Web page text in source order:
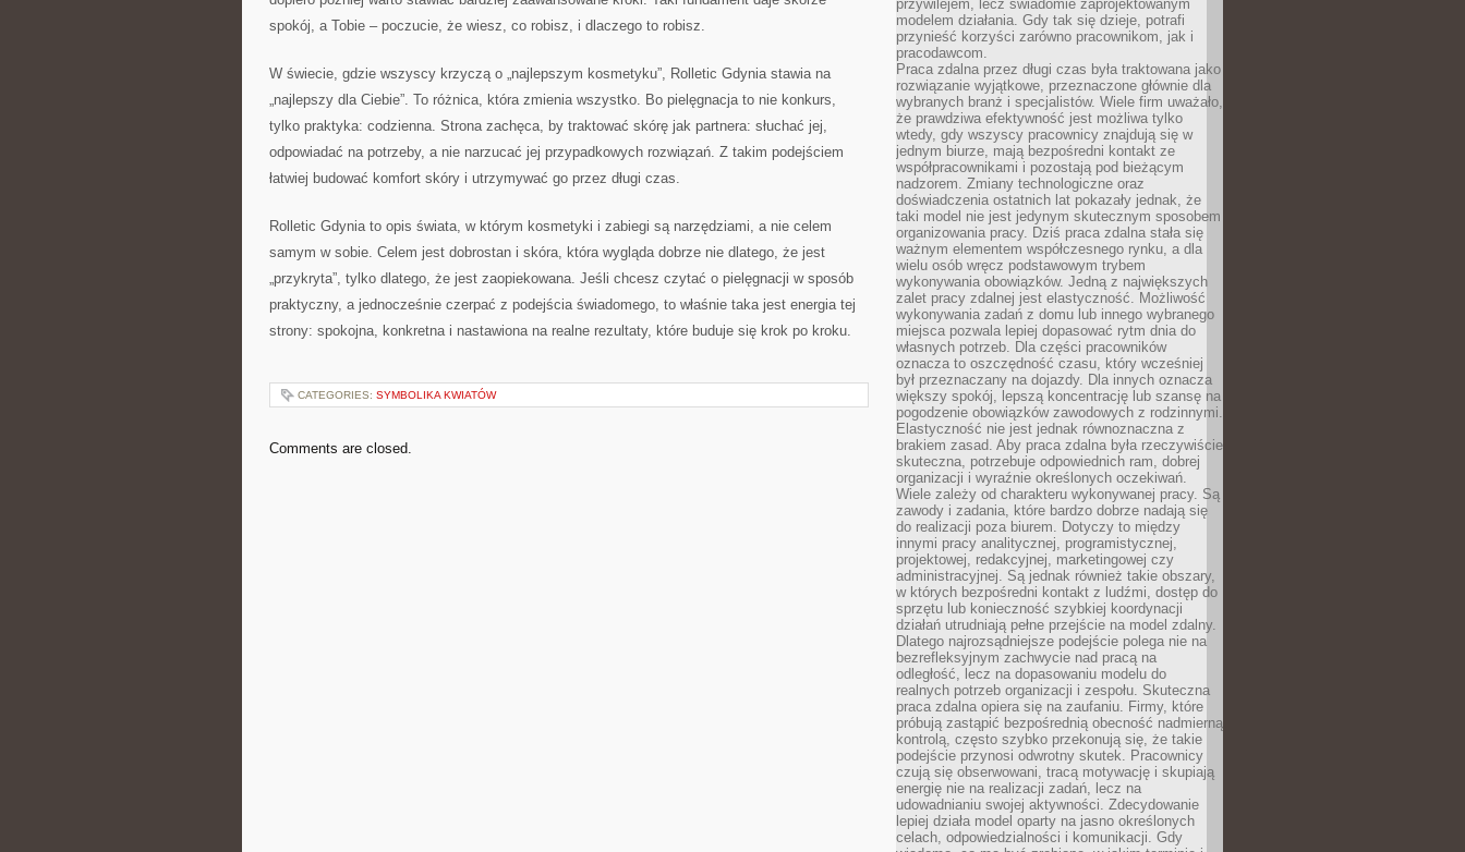
spokój, a Tobie – poczucie, że wiesz, co robisz, i dlaczego to robisz.
W świecie, gdzie wszyscy krzyczą o „najlepszym kosmetyku”, Rolletic Gdynia stawia na
„najlepszy dla Ciebie”. To różnica, która zmienia wszystko. Bo pielęgnacja to nie konkurs,
tylko praktyka: codzienna. Strona zachęca, by traktować skórę jak partnera: słuchać jej,
odpowiadać na potrzeby, a nie narzucać jej przypadkowych rozwiązań. Z takim podejściem
łatwiej budować komfort skóry i utrzymywać go przez długi czas.
Rolletic Gdynia to opis świata, w którym kosmetyki i zabiegi są narzędziami, a nie celem
samym w sobie. Celem jest dobrostan i skóra, która wygląda dobrze nie dlatego, że jest
„przykryta”, tylko dlatego, że jest zaopiekowana. Jeśli chcesz czytać o pielęgnacji w sposób
praktyczny, a jednocześnie czerpać z podejścia świadomego, to właśnie taka jest energia tej
strony: spokojna, konkretna i nastawiona na realne rezultaty, które buduje się krok po kroku.
CATEGORIES: SYMBOLIKA KWIATÓW
Comments are closed.
przywilejem, lecz świadomie zaprojektowanym
modelem działania. Gdy tak się dzieje, potrafi
przynieść korzyści zarówno pracownikom, jak i
pracodawcom.
Praca zdalna przez długi czas była traktowana jako
rozwiązanie wyjątkowe, przeznaczone głównie dla
wybranych branż i specjalistów. Wiele firm uważało,
że prawdziwa efektywność jest możliwa tylko
wtedy, gdy wszyscy pracownicy znajdują się w
jednym biurze, mają bezpośredni kontakt ze
współpracownikami i pozostają pod bieżącym
nadzorem. Zmiany technologiczne oraz
doświadczenia ostatnich lat pokazały jednak, że
taki model nie jest jedynym skutecznym sposobem
organizowania pracy. Dziś praca zdalna stała się
ważnym elementem współczesnego rynku, a dla
wielu osób wręcz podstawowym trybem
wykonywania obowiązków. Jedną z największych
zalet pracy zdalnej jest elastyczność. Możliwość
wykonywania zadań z domu lub innego wybranego
miejsca pozwala lepiej dopasować rytm dnia do
własnych potrzeb. Dla części pracowników
oznacza to oszczędność czasu, który wcześniej
był przeznaczany na dojazdy. Dla innych oznacza
większy spokój, lepszą koncentrację lub szansę na
pogodzenie obowiązków zawodowych z rodzinnymi.
Elastyczność nie jest jednak równoznaczna z
brakiem zasad. Aby praca zdalna była rzeczywiście
skuteczna, potrzebuje odpowiednich ram, dobrej
organizacji i wyraźnie określonych oczekiwań.
Wiele zależy od charakteru wykonywanej pracy. Są
zawody i zadania, które bardzo dobrze nadają się
do realizacji poza biurem. Dotyczy to między
innymi pracy analitycznej, programistycznej,
projektowej, redakcyjnej, marketingowej czy
administracyjnej. Są jednak również takie obszary,
w których bezpośredni kontakt z ludźmi, dostęp do
sprzętu lub konieczność szybkiej koordynacji
działań utrudniają pełne przejście na model zdalny.
Dlatego najrozsądniejsze podejście polega nie na
bezrefleksyjnym zachwycie nad pracą na
odległość, lecz na dopasowaniu modelu do
realnych potrzeb organizacji i zespołu. Skuteczna
praca zdalna opiera się na zaufaniu. Firmy, które
próbują zastąpić bezpośrednią obecność nadmierną
kontrolą, często szybko przekonują się, że takie
podejście przynosi odwrotny skutek. Pracownicy
czują się obserwowani, tracą motywację i skupiają
energię nie na realizacji zadań, lecz na
udowadnianiu swojej aktywności. Zdecydowanie
lepiej działa model oparty na jasno określonych
celach, odpowiedzialności i komunikacji. Gdy